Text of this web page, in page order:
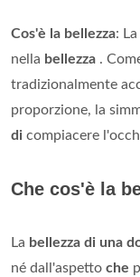
Cos'è la bellezza: La
nella bellezza .
tradizionalmente
proporzione, la
di compiacere
Che cos'è la
La bellezza di una
né dall'aspetto che